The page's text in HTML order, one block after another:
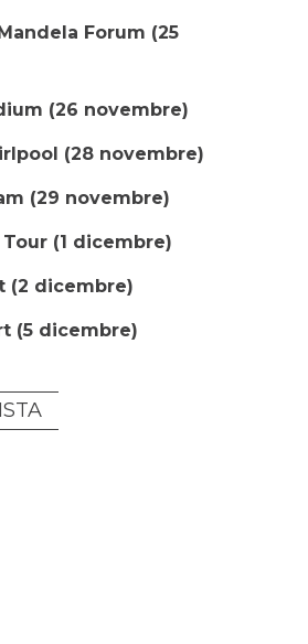
Forum (25
(26 novembre)
(28 novembre)
(29 novembre)
(1 dicembre)
(2 dicembre)
(5 dicembre)